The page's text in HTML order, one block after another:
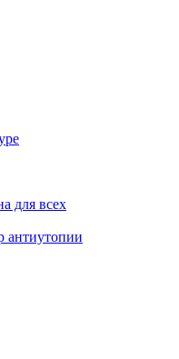
для всех
антиутопии